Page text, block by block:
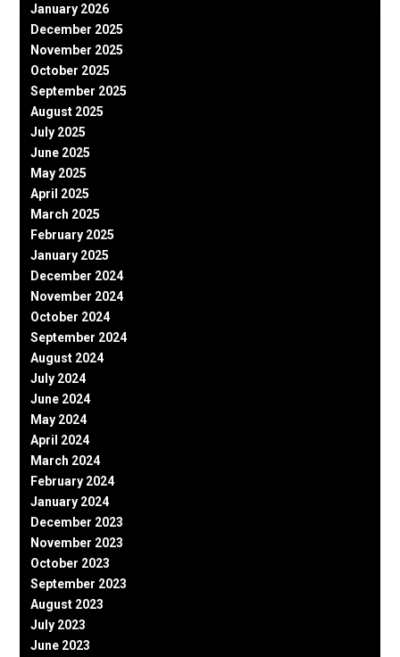
January 2026
December 2025
November 2025
October 2025
September 2025
August 2025
July 2025
June 2025
May 2025
April 2025
March 2025
February 2025
January 2025
December 2024
November 2024
October 2024
September 2024
August 2024
July 2024
June 2024
May 2024
April 2024
March 2024
February 2024
January 2024
December 2023
November 2023
October 2023
September 2023
August 2023
July 2023
June 2023